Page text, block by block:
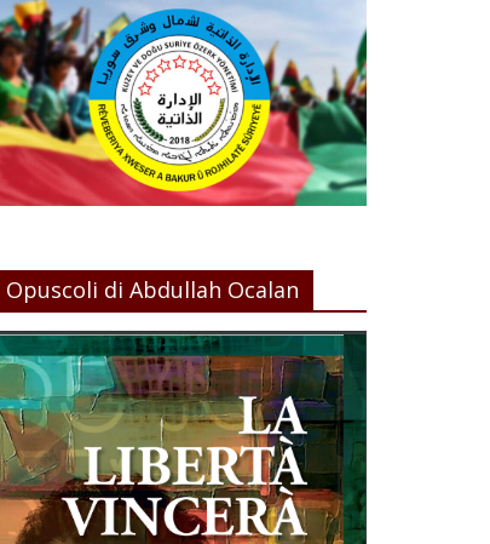
Opuscoli di Abdullah Ocalan